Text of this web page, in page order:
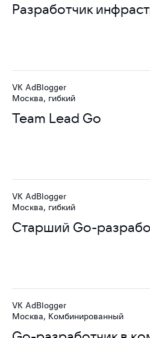
Разработчик
Team Lead Go
VK AdBlogger
Москва, гибкий
Старший Go-
VK AdBlogger
Москва, гибкий
VK AdBlogger
Москва, Комбинированный